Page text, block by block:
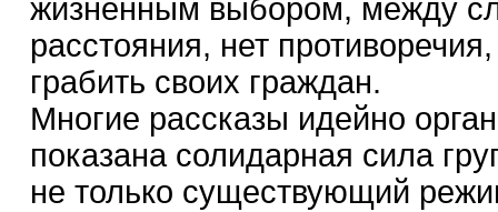
жизненным выбором, между
расстояния, нет
грабить своих граждан.
Многие рассказы идейно
показана солидарная сила
не только существующий